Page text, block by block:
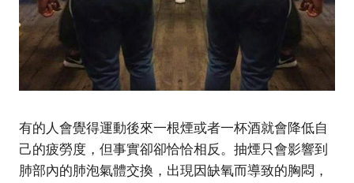
有的人會覺得運動後來一根煙或者一杯酒就會降低自
己的疲勞度，但事實卻卻恰恰相反。抽煙只會影響到
肺部內的肺泡氣體交換，出現因缺氧而導致的胸悶，